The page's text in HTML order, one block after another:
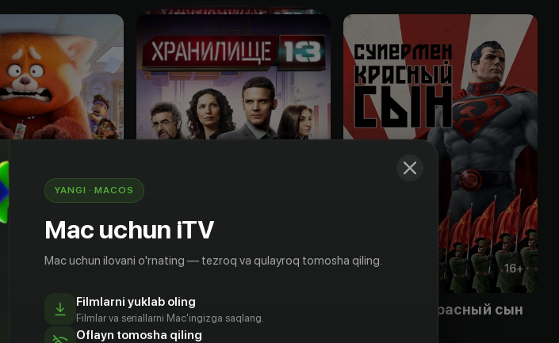
6+ 12+
Хранилище 13
Obuna
16+
Супермен: Красный сын
YANGI · MACOS
Mac uchun iTV
Mac uchun ilovani o'rnating — tezroq va qulayroq tomosha qiling.
Filmlarni yuklab oling
Filmlar va seriallarni Mac'ingizga saqlang.
Oflayn tomosha qiling